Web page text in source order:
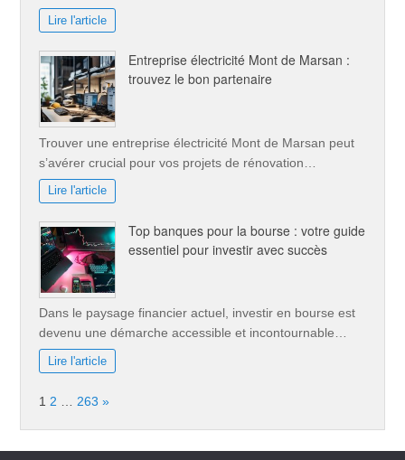
Lire l'article
Entreprise électricité Mont de Marsan :
trouvez le bon partenaire
Trouver une entreprise électricité Mont de Marsan peut
s’avérer crucial pour vos projets de rénovation…
Lire l'article
Top banques pour la bourse : votre guide
essentiel pour investir avec succès
Dans le paysage financier actuel, investir en bourse est
devenu une démarche accessible et incontournable…
Lire l'article
Page:
1 2 … 263 Next
»